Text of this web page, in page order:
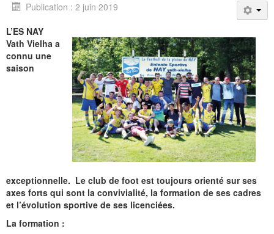
Publication : 2 juin 2019
L’ES NAY
Vath Vielha a
connu une
saison
exceptionnelle. Le club de foot est toujours orienté sur ses
axes forts qui sont la convivialité, la formation de ses cadres
et l’évolution sportive de ses licenciées.
La formation :